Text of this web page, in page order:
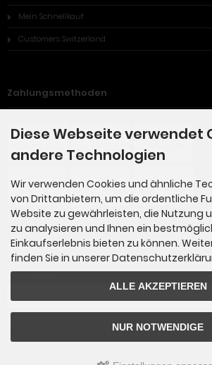
Mein Schnellkauf
Customers Switzerland
Zahlungsmethoden
Newsletter-Anmeldung
E-Mail-Adresse:
Diese Webseite verwendet
andere Technologien
Wir verwenden Cookies und ähnliche
von Drittanbietern, um die ordentliche
Website zu gewährleisten, die Nutzung
zu analysieren und Ihnen ein
Einkaufserlebnis bieten zu können.
finden Sie in unserer
ALLE AKZEPTIEREN
NUR NOTWENDIGE